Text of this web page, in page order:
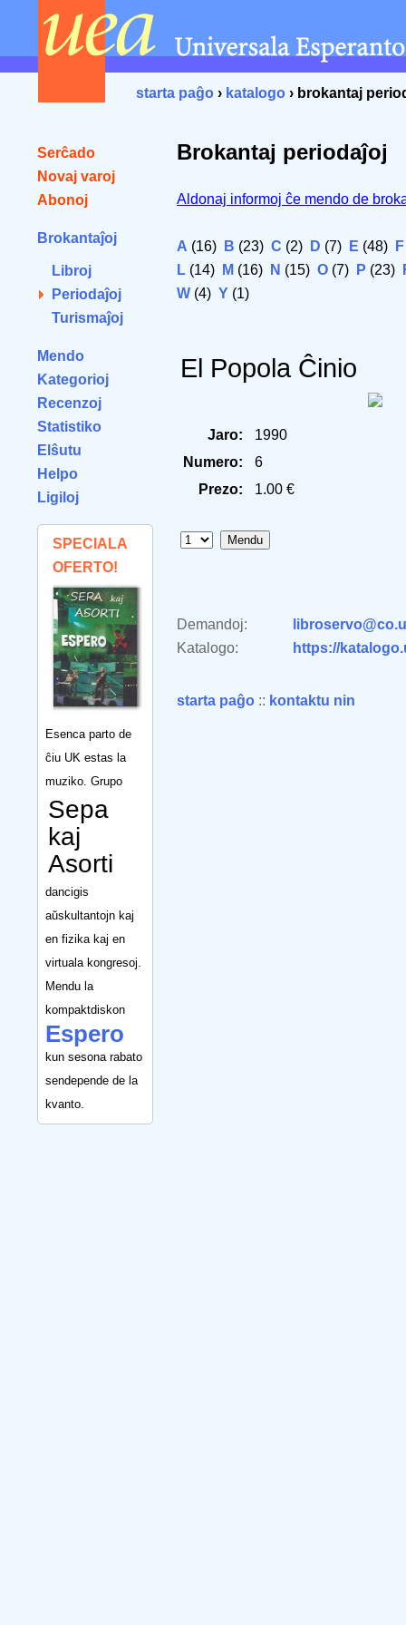
starta paĝo › katalogo › brokantaj
Serĉado
Novaj varoj
Abonoj
Brokantaĵoj
Libroj
Periodaĵoj
Turismaĵoj
Mendo
Kategorioj
Recenzoj
Statistiko
Elŝutu
Helpo
Ligiloj
SPECIALA
OFERTO!
Esenca parto de
ĉiu UK estas la
muziko. Grupo
Sepa
kaj
Asorti
dancigis
aŭskultantojn kaj
en fizika kaj en
virtuala kongresoj.
Mendu la
kompaktdiskon
Espero
kun sesona rabato
sendepende de la
kvanto.
Brokantaj periodaĵoj
Aldonaj informoj ĉe mendo de
A (16) B (23) C (2) D (7) E (48) F
L (14) M (16) N (15) O (7) P (23)
W (4) Y (1)
El Popola Ĉinio
Jaro:
1990
Numero:
6
Prezo:
1.00 €
Demandoj:
Katalogo:
https://
starta paĝo :: kontaktu nin